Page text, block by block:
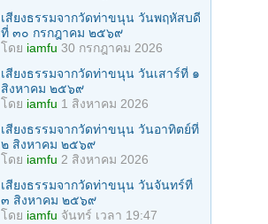
เสียงธรรมจากวัดท่าขนุน วันพฤหัสบดี
ที่ ๓๐ กรกฎาคม ๒๕๖๙
โดย iamfu 30 กรกฎาคม 2026
เสียงธรรมจากวัดท่าขนุน วันเสาร์ที่ ๑
สิงหาคม ๒๕๖๙
โดย iamfu 1 สิงหาคม 2026
เสียงธรรมจากวัดท่าขนุน วันอาทิตย์ที่
๒ สิงหาคม ๒๕๖๙
โดย iamfu 2 สิงหาคม 2026
เสียงธรรมจากวัดท่าขนุน วันจันทร์ที่
๓ สิงหาคม ๒๕๖๙
โดย iamfu จันทร์ เวลา 19:47